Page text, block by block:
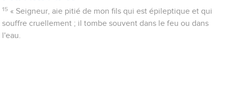
15 « Seigneur, aie pitié de mon fils qui est épileptique et qui
souffre cruellement ; il tombe souvent dans le feu ou dans
l'eau.